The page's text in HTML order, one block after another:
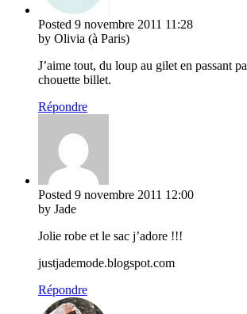
Posted 9 novembre 2011 11:28
by Olivia (à Paris)
J’aime tout, du loup au gilet en passant
chouette billet.
Répondre
Posted 9 novembre 2011 12:00
by Jade
Jolie robe et le sac j’adore !!!
justjademode.blogspot.com
Répondre